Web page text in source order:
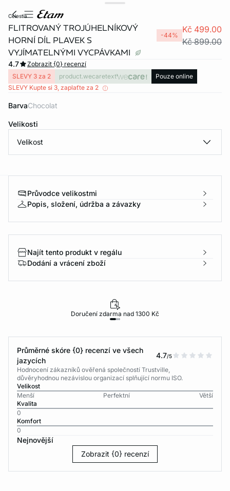
celestia
FLITROVANÝ TROJÚHELNÍKOVÝ
HORNÍ DÍL PLAVEK S
VYJÍMATELNÝMI VYCPÁVKAMI
-44%
Kč 499.00
Kč 899.00
4.7
Zobrazit {0} recenzí
SLEVY 3 za 2
product.wecaretext
Pouze online
SLEVY Kupte si 3, zaplaťte za 2
Barva chocolat
Velikosti
Velikost
Průvodce velikostmi
Popis, složení, údržba a závazky
Najít tento produkt v regálu
Dodání a vrácení zboží
Doručení zdarma nad 1300 Kč
Průměrné skóre {0} recenzí ve všech
jazycích
4.7/5
Hodnocení zákazníků ověřená společností Trustville,
důvěryhodnou nezávislou organizací splňující normu ISO.
Velikost
Menší
Perfektní
Větší
Kvalita
0
Komfort
0
Nejnovější
Zobrazit {0} recenzí